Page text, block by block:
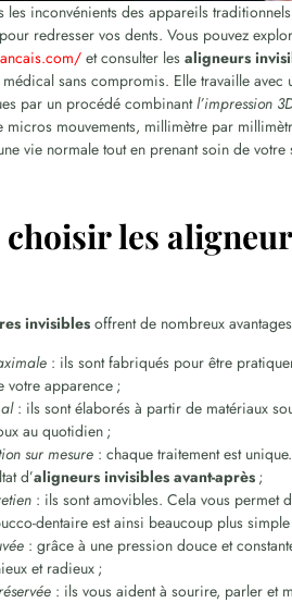
les inconvénients des appareils
redresser vos dents. Vous pouvez
et consulter lesaligneurs
sans compromis. Elle travaille
par un procédé combinantl’impression
micros mouvements, millimètre par
vie normale tout en prenant soin de votre
les
invisibles offrent de nombreux
: ils sont fabriqués pour être
votre apparence ;
: ils sont élaborés à partir de matériaux
au quotidien ;
sur mesure : chaque traitement est
d’aligneurs invisibles avant-après ;
: ils sont amovibles. Cela vous permet
dentaire est ainsi beaucoup plus
: grâce à une pression douce et
et radieux ;
: ils vous aident à sourire, parler et